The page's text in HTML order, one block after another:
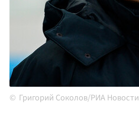
Григорий Соколов/РИА Новости